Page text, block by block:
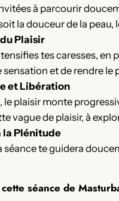
à parcourir
la douceur de la
Plaisir
tes caresses, en
sensation et de rendre
et Libération
le plaisir monte
vague de plaisir, à
la Plénitude
séance te guidera
séance de